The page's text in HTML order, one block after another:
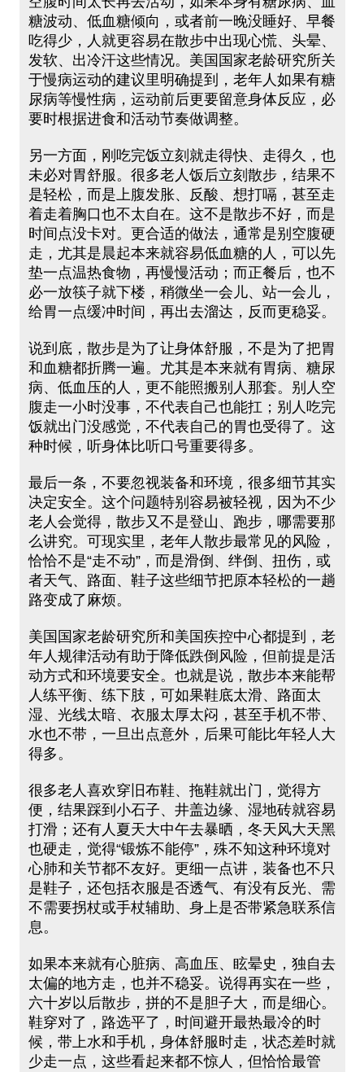
糖波动、低血糖倾向，或者前一晚没睡好、早餐
吃得少，人就更容易在散步中出现心慌、头晕、
发软、出冷汗这些情况。美国国家老龄研究所关
于慢病运动的建议里明确提到，老年人如果有糖
尿病等慢性病，运动前后更要留意身体反应，必
要时根据进食和活动节奏做调整。
另一方面，刚吃完饭立刻就走得快、走得久，也
未必对胃舒服。很多老人饭后立刻散步，结果不
是轻松，而是上腹发胀、反酸、想打嗝，甚至走
着走着胸口也不太自在。这不是散步不好，而是
时间点没卡对。更合适的做法，通常是别空腹硬
走，尤其是晨起本来就容易低血糖的人，可以先
垫一点温热食物，再慢慢活动；而正餐后，也不
必一放筷子就下楼，稍微坐一会儿、站一会儿，
给胃一点缓冲时间，再出去溜达，反而更稳妥。
说到底，散步是为了让身体舒服，不是为了把胃
和血糖都折腾一遍。尤其是本来就有胃病、糖尿
病、低血压的人，更不能照搬别人那套。别人空
腹走一小时没事，不代表自己也能扛；别人吃完
饭就出门没感觉，不代表自己的胃也受得了。这
种时候，听身体比听口号重要得多。
最后一条，不要忽视装备和环境，很多细节其实
决定安全。这个问题特别容易被轻视，因为不少
老人会觉得，散步又不是登山、跑步，哪需要那
么讲究。可现实里，老年人散步最常见的风险，
恰恰不是“走不动”，而是滑倒、绊倒、扭伤，或
者天气、路面、鞋子这些细节把原本轻松的一趟
路变成了麻烦。
美国国家老龄研究所和美国疾控中心都提到，老
年人规律活动有助于降低跌倒风险，但前提是活
动方式和环境要安全。也就是说，散步本来能帮
人练平衡、练下肢，可如果鞋底太滑、路面太
湿、光线太暗、衣服太厚太闷，甚至手机不带、
水也不带，一旦出点意外，后果可能比年轻人大
得多。
很多老人喜欢穿旧布鞋、拖鞋就出门，觉得方
便，结果踩到小石子、井盖边缘、湿地砖就容易
打滑；还有人夏天大中午去暴晒，冬天风大天黑
也硬走，觉得“锻炼不能停”，殊不知这种环境对
心肺和关节都不友好。更细一点讲，装备也不只
是鞋子，还包括衣服是否透气、有没有反光、需
不需要拐杖或手杖辅助、身上是否带紧急联系信
息。
如果本来就有心脏病、高血压、眩晕史，独自去
太偏的地方走，也并不稳妥。说得再实在一些，
六十岁以后散步，拼的不是胆子大，而是细心。
鞋穿对了，路选平了，时间避开最热最冷的时
候，带上水和手机，身体舒服时走，状态差时就
少走一点，这些看起来都不惊人，但恰恰最管